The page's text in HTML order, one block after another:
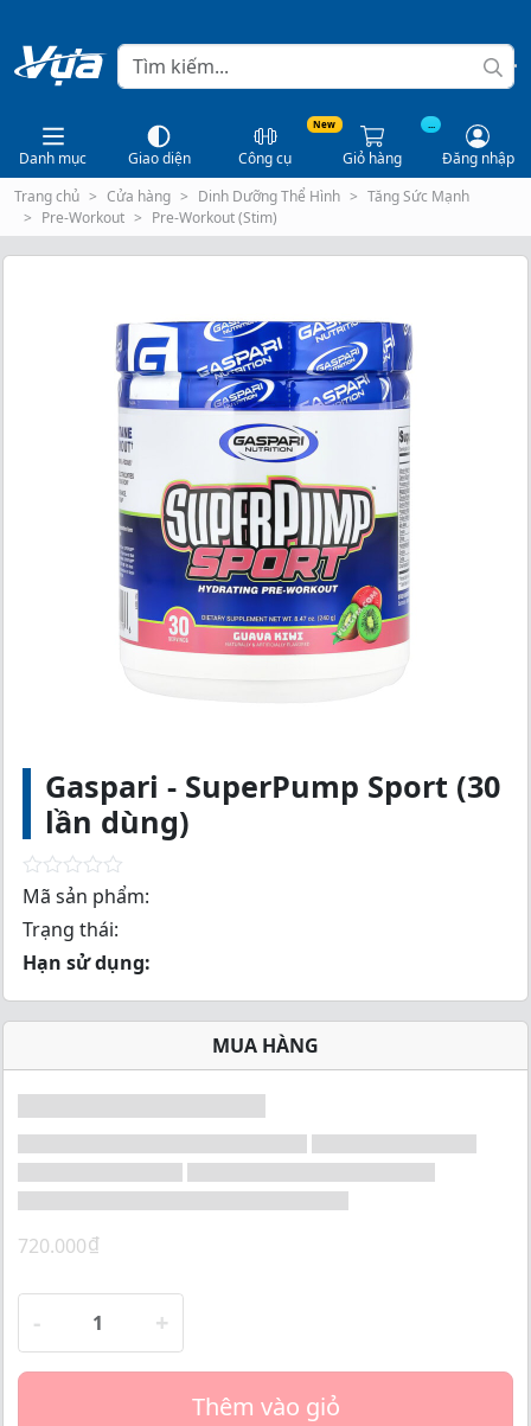
Danh mục Giao diện
New
Công cụ
...
Giỏ hàng
Đăng nhập
Trang chủ
Cửa hàng Dinh Dưỡng Thể Hình
Tăng Sức Mạnh
Pre-Workout
Pre-Workout (Stim)
Gaspari - SuperPump Sport (30
lần dùng)
R
t
d
o
u
5
Mã sản phẩm:
Trạng thái:
Hạn sử dụng:
MUA HÀNG
720.000₫
- +
Thêm vào giỏ